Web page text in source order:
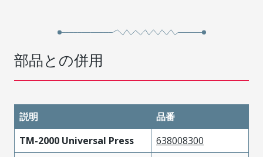
部品との併用
説明
品番
TM-2000 Universal Press
638008300